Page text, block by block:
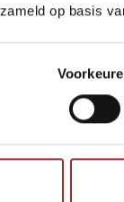
op basis